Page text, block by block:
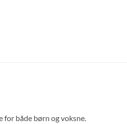
for både børn og voksne.